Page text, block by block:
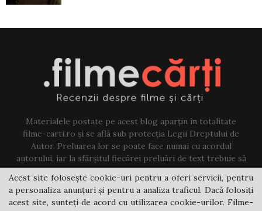
Materialele postate pe acest blog aparțin în totalitate
filme-carti.ro și se află sub protecția Legii Dreptului de
Autor. Preluarea lor se poate face numai cu acordul
autorului, iar la sfârșitul fiecărei preluări de text trebuie să
existe un link către acest blog.
Contact us:jovi@filme-carti.ro
Acest site folosește cookie-uri pentru a oferi servicii, pentru
a personaliza anunțuri și pentru a analiza traficul. Dacă folosiți
acest site, sunteți de acord cu utilizarea cookie-urilor. Filme-